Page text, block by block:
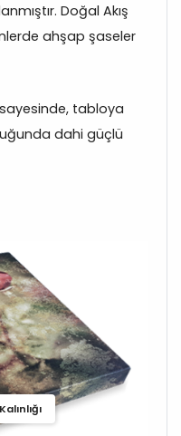
Doğal Akış
ahşap şaseler
tabloya
dahi güçlü